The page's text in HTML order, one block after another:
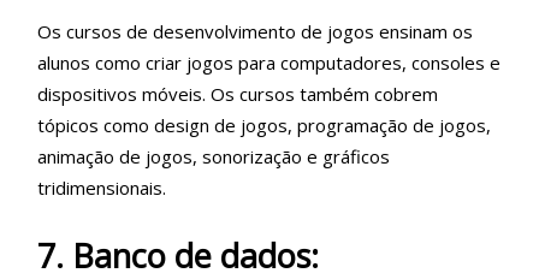
Os cursos de desenvolvimento de jogos ensinam os
alunos como criar jogos para computadores, consoles e
dispositivos móveis. Os cursos também cobrem
tópicos como design de jogos, programação de jogos,
animação de jogos, sonorização e gráficos
tridimensionais.
7. Banco de dados: